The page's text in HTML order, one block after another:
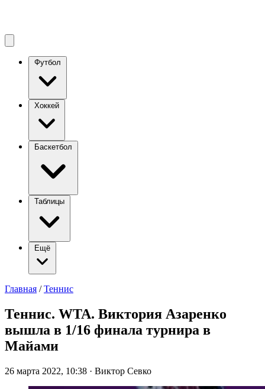
Футбол
Хоккей
Баскетбол
Таблицы
Ещё
Главная / Теннис
Теннис. WTA. Виктория Азаренко
вышла в 1/16 финала турнира в
Майами
26 марта 2022, 10:38 · Виктор Севко